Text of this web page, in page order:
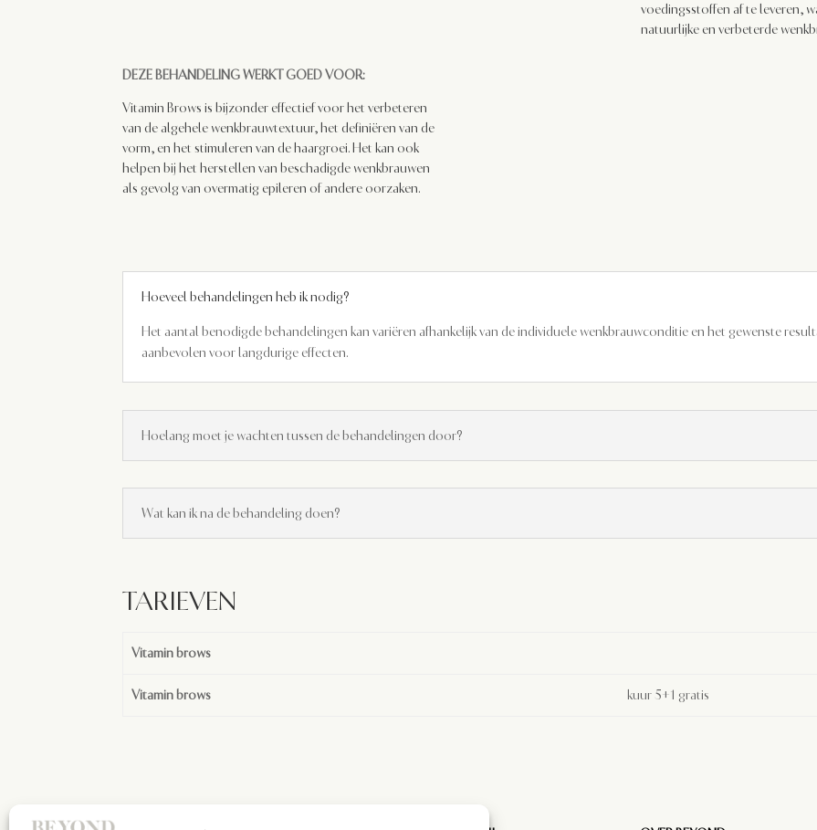
DEZE BEHANDELING WERKT GOED VOOR:
Vitamin Brows is bijzonder effectief voor het verbeteren
van de algehele wenkbrauwtextuur, het definiëren van de
vorm, en het stimuleren van de haargroei. Het kan ook
helpen bij het herstellen van beschadigde wenkbrauwen
als gevolg van overmatig epileren of andere oorzaken.
voedingsstoffen af te leveren,
natuurlijke en verbeterde
Hoeveel behandelingen heb ik nodig?
Het aantal benodigde behandelingen kan variëren afhankelijk van de individuele wenkbrauwconditie en het gewenste
aanbevolen voor langdurige effecten.
Hoelang moet je wachten tussen de behandelingen door?
Wat kan ik na de behandeling doen?
TARIEVEN
Vitamin brows
Vitamin brows kuur 5+1 gratis